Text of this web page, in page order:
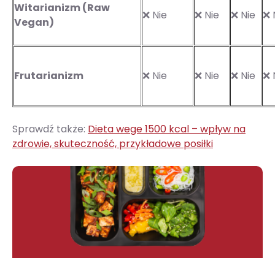
Witarianizm (Raw
Vegan)
❌ Nie ❌ Nie ❌ Nie ❌
Frutarianizm ❌ Nie ❌ Nie ❌ Nie ❌
Sprawdź także: Dieta wege 1500 kcal – wpływ na
zdrowie, skuteczność, przykładowe posiłki